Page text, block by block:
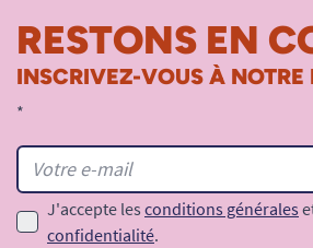
RESTONS EN
INSCRIVEZ-VOUS À NOTRE
*
J'accepte les conditions générales
confidentialité.